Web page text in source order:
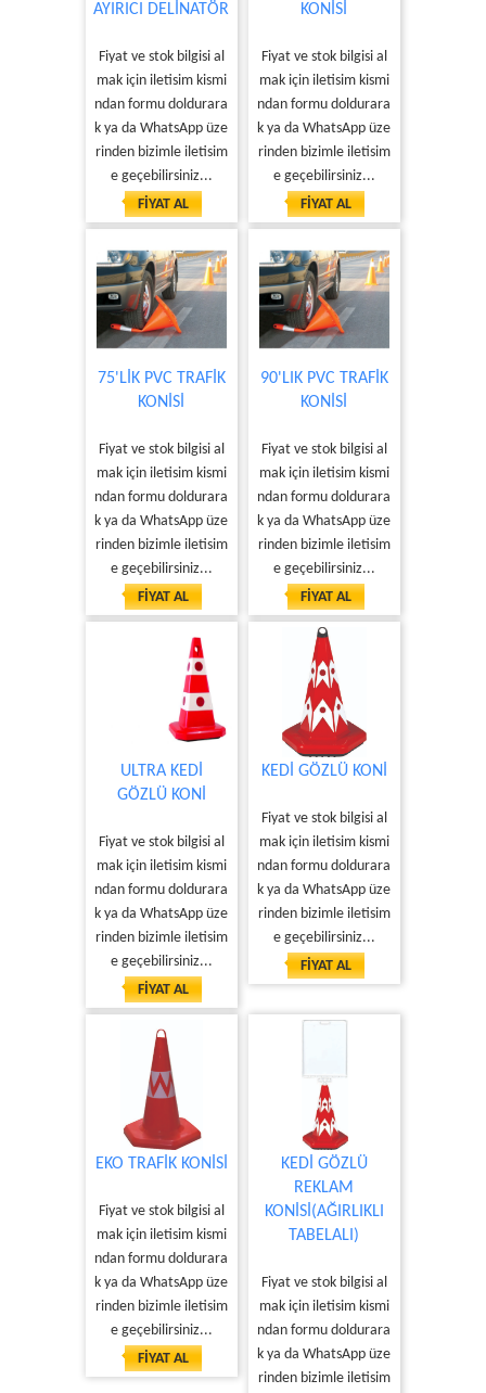
AYIRICI DELİNATÖR
Fiyat ve stok bilgisi al
mak için iletisim kismi
ndan formu doldurara
k ya da WhatsApp üze
rinden bizimle iletisim
e geçebilirsiniz...
FİYAT AL
KONİSİ
Fiyat ve stok bilgisi al
mak için iletisim kismi
ndan formu doldurara
k ya da WhatsApp üze
rinden bizimle iletisim
e geçebilirsiniz...
FİYAT AL
75'LİK PVC TRAFİK
KONİSİ
Fiyat ve stok bilgisi al
mak için iletisim kismi
ndan formu doldurara
k ya da WhatsApp üze
rinden bizimle iletisim
e geçebilirsiniz...
FİYAT AL
90'LIK PVC TRAFİK
KONİSİ
Fiyat ve stok bilgisi al
mak için iletisim kismi
ndan formu doldurara
k ya da WhatsApp üze
rinden bizimle iletisim
e geçebilirsiniz...
FİYAT AL
ULTRA KEDİ
GÖZLÜ KONİ
Fiyat ve stok bilgisi al
mak için iletisim kismi
ndan formu doldurara
k ya da WhatsApp üze
rinden bizimle iletisim
e geçebilirsiniz...
FİYAT AL
KEDİ GÖZLÜ KONİ
Fiyat ve stok bilgisi al
mak için iletisim kismi
ndan formu doldurara
k ya da WhatsApp üze
rinden bizimle iletisim
e geçebilirsiniz...
FİYAT AL
EKO TRAFİK KONİSİ
Fiyat ve stok bilgisi al
mak için iletisim kismi
ndan formu doldurara
k ya da WhatsApp üze
rinden bizimle iletisim
e geçebilirsiniz...
FİYAT AL
KEDİ GÖZLÜ
REKLAM
KONİSİ(AĞIRLIKLI
TABELALI)
Fiyat ve stok bilgisi al
mak için iletisim kismi
ndan formu doldurara
k ya da WhatsApp üze
rinden bizimle iletisim